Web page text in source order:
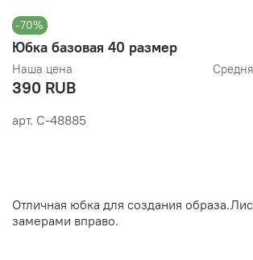
-70%
арт. С-48885
Юбка базовая 40 размер
Наша цена
390 RUB
Отличная юбка для создания
замерами вправо.